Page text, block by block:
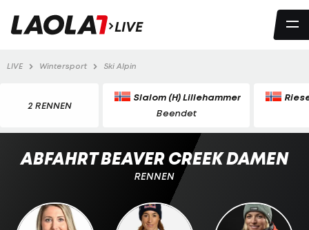
LIVE
LIVE Wintersport Ski Alpin
2 RENNEN
Slalom (H) Lillehammer
Beendet
ABFAHRT BEAVER CREEK DAMEN
RENNEN